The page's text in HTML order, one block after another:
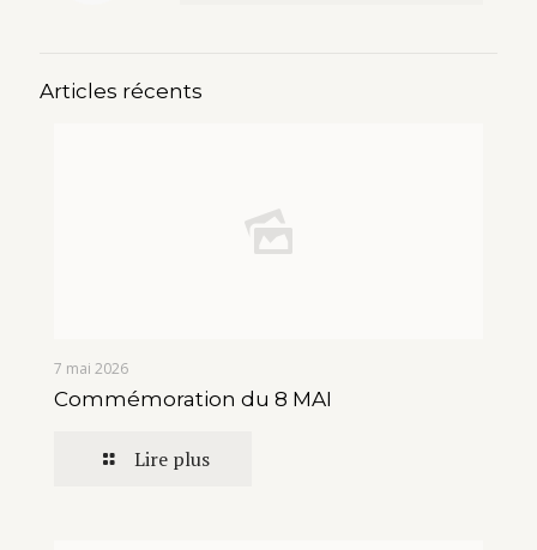
Articles récents
7 mai 2026
Commémoration du 8 MAI
Lire plus